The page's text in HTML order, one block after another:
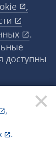
,
.
,
.
доступны